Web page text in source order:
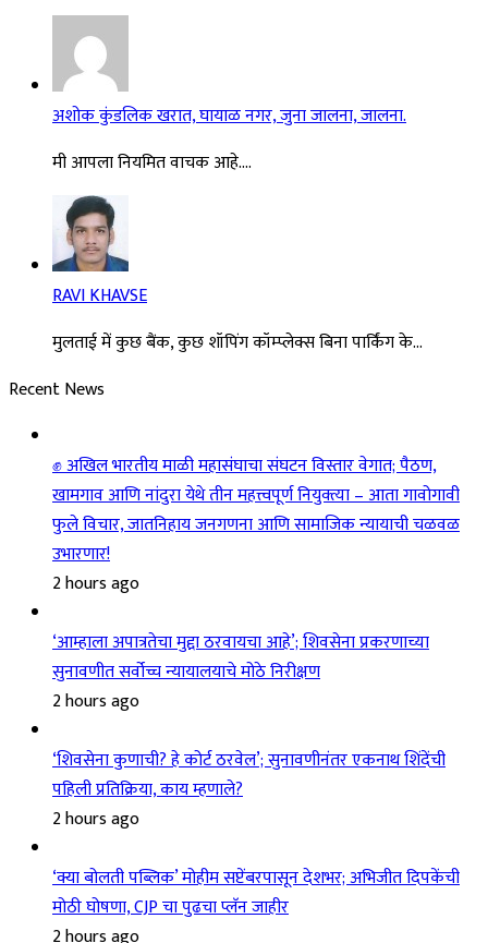
अशोक कुंडलिक खरात, घायाळ नगर, जुना जालना, जालना.
मी आपला नियमित वाचक आहे....
RAVI KHAVSE
मुलताई में कुछ बैंक, कुछ शॉपिंग कॉम्प्लेक्स बिना पार्किंग के...
Recent News
✊ अखिल भारतीय माळी महासंघाचा संघटन विस्तार वेगात; पैठण,
खामगाव आणि नांदुरा येथे तीन महत्त्वपूर्ण नियुक्त्या – आता गावोगावी
फुले विचार, जातनिहाय जनगणना आणि सामाजिक न्यायाची चळवळ
उभारणार!
2 hours ago
‘आम्हाला अपात्रतेचा मुद्दा ठरवायचा आहे’; शिवसेना प्रकरणाच्या
सुनावणीत सर्वोच्च न्यायालयाचे मोठे निरीक्षण
2 hours ago
‘शिवसेना कुणाची? हे कोर्ट ठरवेल’; सुनावणीनंतर एकनाथ शिंदेंची
पहिली प्रतिक्रिया, काय म्हणाले?
2 hours ago
‘क्या बोलती पब्लिक’ मोहीम सप्टेंबरपासून देशभर; अभिजीत दिपकेंची
मोठी घोषणा, CJP चा पुढचा प्लॅन जाहीर
2 hours ago